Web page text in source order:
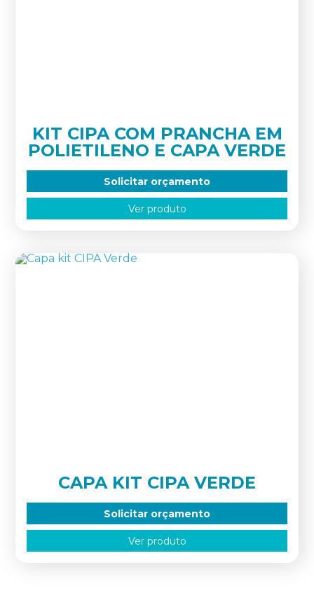
KIT CIPA COM PRANCHA EM
POLIETILENO E CAPA VERDE
Solicitar orçamento
Ver produto
CAPA KIT CIPA VERDE
Solicitar orçamento
Ver produto